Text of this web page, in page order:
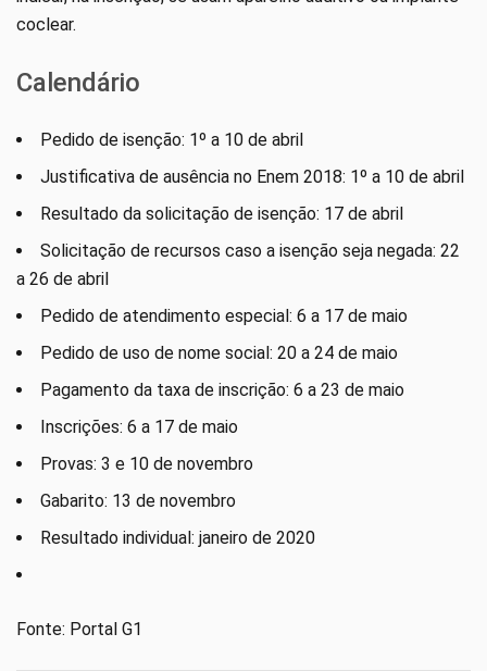
coclear.
Calendário
Pedido de isenção: 1º a 10 de abril
Justificativa de ausência no Enem 2018: 1º a 10 de abril
Resultado da solicitação de isenção: 17 de abril
Solicitação de recursos caso a isenção seja negada: 22
a 26 de abril
Pedido de atendimento especial: 6 a 17 de maio
Pedido de uso de nome social: 20 a 24 de maio
Pagamento da taxa de inscrição: 6 a 23 de maio
Inscrições: 6 a 17 de maio
Provas: 3 e 10 de novembro
Gabarito: 13 de novembro
Resultado individual: janeiro de 2020
Fonte: Portal G1